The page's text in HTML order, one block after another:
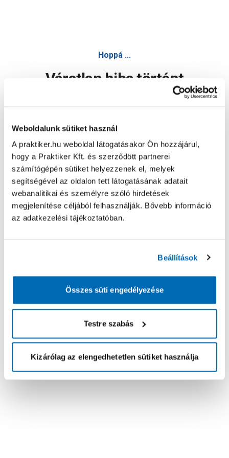
Weboldalunk sütiket használ
A praktiker.hu weboldal látogatásakor Ön hozzájárul,
hogy a Praktiker Kft. és szerződött partnerei
számítógépén sütiket helyezzenek el, melyek
segítségével az oldalon tett látogatásának adatait
webanalitikai és személyre szóló hirdetések
megjelenítése céljából felhasználják. Bővebb információ
az adatkezelési tájékoztatóban.
Beállítások
Összes süti engedélyezése
Testre szabás
Kizárólag az elengedhetetlen sütiket használja
Hoppá ...
Váratlan hiba történt
Oldal újratöltése